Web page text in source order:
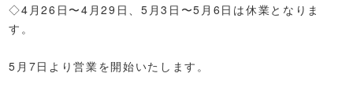
◇4月26日〜4月29日、5月3日〜5月6日は休業となりま
す。
5月7日より営業を開始いたします。